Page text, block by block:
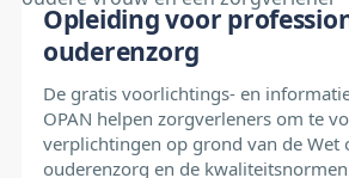
Opleiding voor
ouderenzorg
De gratis voorlichtings- en
OPAN helpen zorgverleners om te
verplichtingen op grond van de Wet
ouderenzorg en de